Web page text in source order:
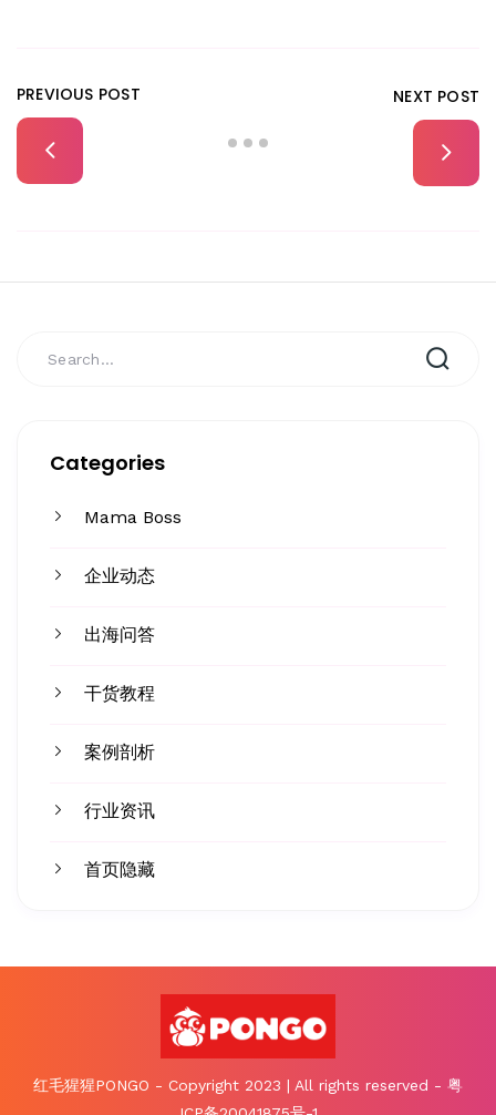
Categories
Mama Boss
企业动态
出海问答
干货教程
案例剖析
行业资讯
首页隐藏
PREVIOUS POST NEXT POST
红毛猩猩PONGO - Copyright 2023 | All rights reserved - 粤